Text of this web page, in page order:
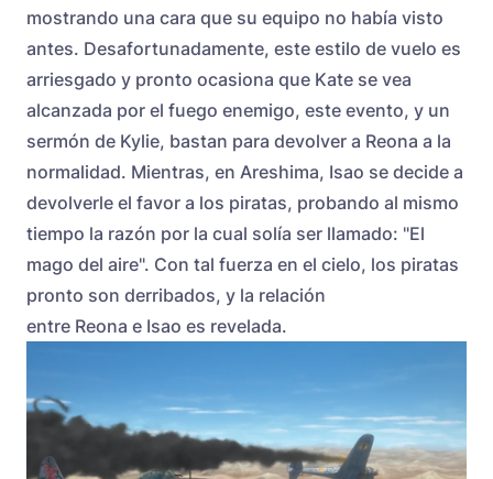
mostrando una cara que su equipo no había visto
antes. Desafortunadamente, este estilo de vuelo es
arriesgado y pronto ocasiona que Kate se vea
alcanzada por el fuego enemigo, este evento, y un
sermón de Kylie, bastan para devolver a Reona a la
normalidad. Mientras, en Areshima, Isao se decide a
devolverle el favor a los piratas, probando al mismo
tiempo la razón por la cual solía ser llamado: "El
mago del aire". Con tal fuerza en el cielo, los piratas
pronto son derribados, y la relación
entre Reona e Isao es revelada.